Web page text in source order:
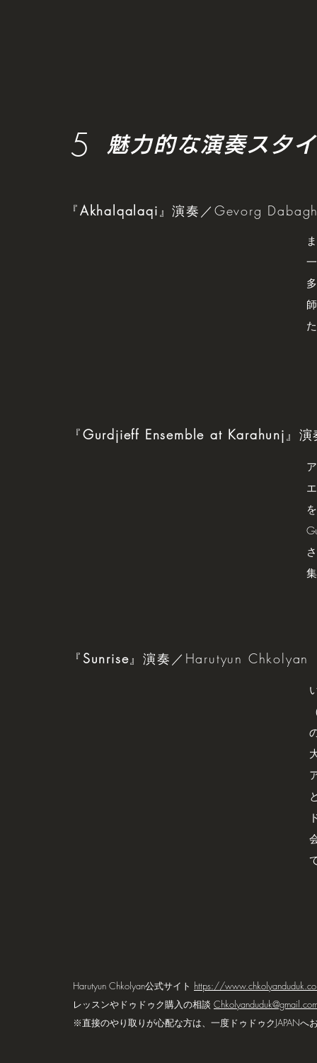
5 魅力的な演奏スタ
『Akhalqalaqi』演奏／Gevorg
『Gurdjieff Ensemble at Karahunj』
『Sunrise』演奏／Harutyun Chkolyan
Harutyun Chkolyan公式サイト https://
レッスンやドゥドゥク購入の相談
※直接のやり取りが心配な方は、一度ドゥドゥクJAPANへ